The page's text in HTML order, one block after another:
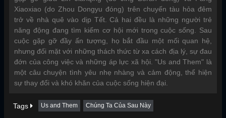
Xiaoxiao (do Zhou Dongyu đóng) trên chuyến tàu hỏa đêm
trở về nhà quê vào dịp Tết. Cả hai đều là những người trẻ
năng động đang tìm kiếm cơ hội mới trong cuộc sống. Sau
cuộc gặp gỡ đầy ấn tượng, họ bắt đầu một mối quan hệ,
nhưng đối mặt với những thách thức từ xa cách địa lý, sự đau
đớn của công việc và những áp lực xã hội. "Us and Them" là
một câu chuyện tình yêu nhẹ nhàng và cảm động, thể hiện
sự thay đổi và khó khăn của cuộc sống hiện đại.
Tags Us and Them Chúng Ta Của Sau Này